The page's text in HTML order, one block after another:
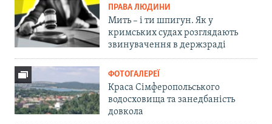
ПРАВА ЛЮДИНИ
Мить – і ти шпигун. Як у
кримських судах розглядають
звинувачення в держзраді
ФОТОГАЛЕРЕЇ
Краса Сімферопольського
водосховища та занедбаність
довкола